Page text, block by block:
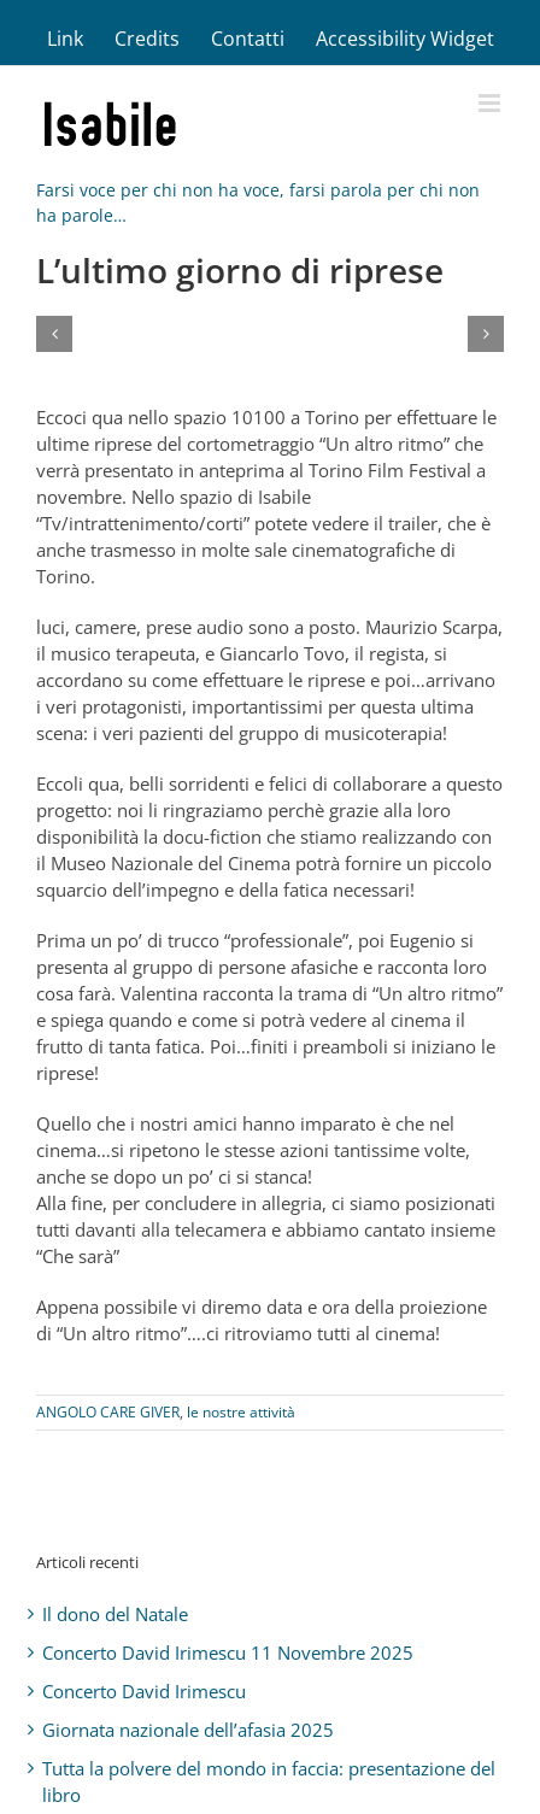
contenuto
Link Credits Contatti Accessibility Widget
Farsi voce per chi non ha voce, farsi parola per chi non
ha parole…
L’ultimo giorno di riprese
Eccoci qua nello spazio 10100 a Torino per effettuare le
ultime riprese del cortometraggio “Un altro ritmo” che
verrà presentato in anteprima al Torino Film Festival a
novembre. Nello spazio di Isabile
“Tv/intrattenimento/corti” potete vedere il trailer, che è
anche trasmesso in molte sale cinematografiche di
Torino.
luci, camere, prese audio sono a posto. Maurizio Scarpa,
il musico terapeuta, e Giancarlo Tovo, il regista, si
accordano su come effettuare le riprese e poi…arrivano
i veri protagonisti, importantissimi per questa ultima
scena: i veri pazienti del gruppo di musicoterapia!
Eccoli qua, belli sorridenti e felici di collaborare a questo
progetto: noi li ringraziamo perchè grazie alla loro
disponibilità la docu-fiction che stiamo realizzando con
il Museo Nazionale del Cinema potrà fornire un piccolo
squarcio dell’impegno e della fatica necessari!
Prima un po’ di trucco “professionale”, poi Eugenio si
presenta al gruppo di persone afasiche e racconta loro
cosa farà. Valentina racconta la trama di “Un altro ritmo”
e spiega quando e come si potrà vedere al cinema il
frutto di tanta fatica. Poi…finiti i preamboli si iniziano le
riprese!
Quello che i nostri amici hanno imparato è che nel
cinema…si ripetono le stesse azioni tantissime volte,
anche se dopo un po’ ci si stanca!
Alla fine, per concludere in allegria, ci siamo posizionati
tutti davanti alla telecamera e abbiamo cantato insieme
“Che sarà”
Appena possibile vi diremo data e ora della proiezione
di “Un altro ritmo”….ci ritroviamo tutti al cinema!
ANGOLO CARE GIVER, le nostre attività
Articoli recenti
Il dono del Natale
Concerto David Irimescu 11 Novembre 2025
Concerto David Irimescu
Giornata nazionale dell’afasia 2025
Tutta la polvere del mondo in faccia: presentazione del
libro